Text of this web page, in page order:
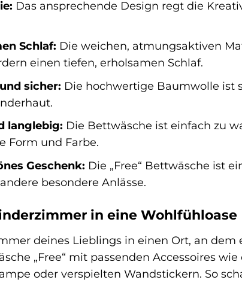
Das ansprechende Design regt die
Schlaf: Die weichen, atmungsaktiven
einen tiefen, erholsamen Schlaf.
sicher: Die hochwertige Baumwolle ist
langlebig: Die Bettwäsche ist einfach zu
Form und Farbe.
Geschenk: Die „Free“ Bettwäsche ist
besondere Anlässe.
in eine Wohlfühloase
deines Lieblings in einen Ort, an
„Free“ mit passenden Accessoires
oder verspielten Wandstickern. So